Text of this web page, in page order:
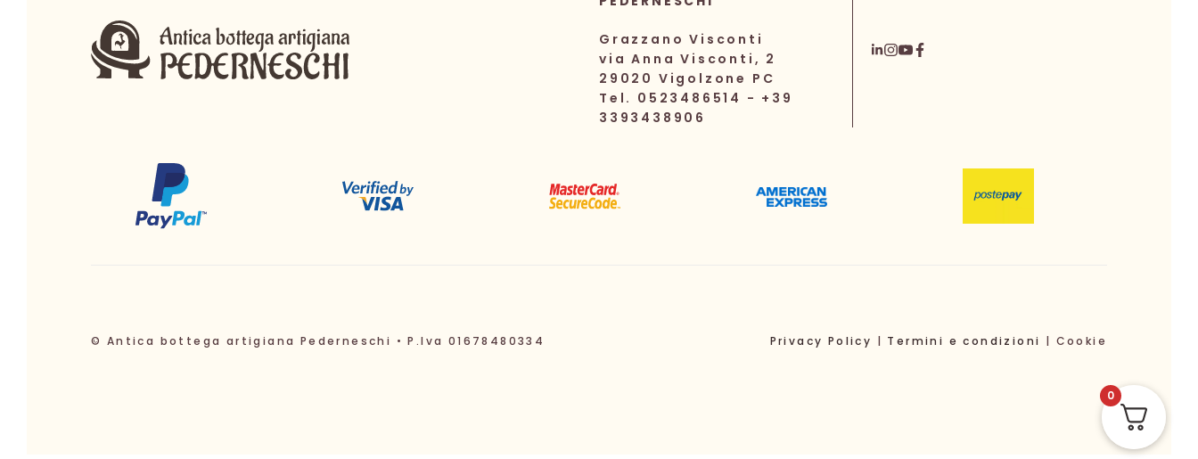
Grazzano Visconti
via Anna Visconti, 2
29020 Vigolzone PC
Tel. 0523486514 - +39
3393438906
© Antica bottega artigiana Pederneschi • P.Iva 01678480334 Privacy Policy | Termini e condizioni | Cookie
0